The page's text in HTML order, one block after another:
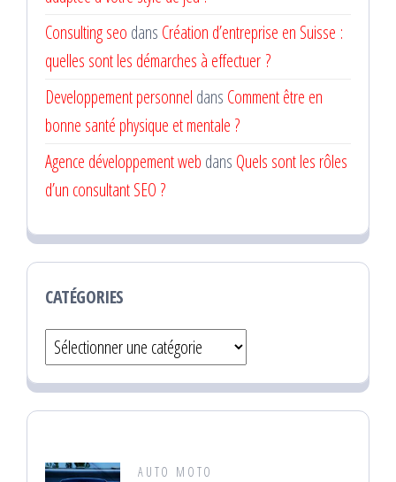
Consulting seo dans Création d’entreprise en Suisse :
quelles sont les démarches à effectuer ?
Developpement personnel dans Comment être en
bonne santé physique et mentale ?
Agence développement web dans Quels sont les rôles
d’un consultant SEO ?
CATÉGORIES
Catégories
AUTO MOTO